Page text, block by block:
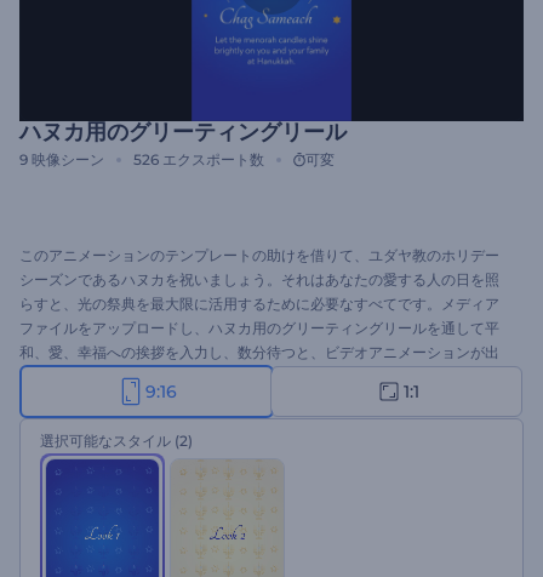
ハヌカ用のグリーティングリール
9 映像シーン 526 エクスポート数 可変
このアニメーションのテンプレートの助けを借りて、ユダヤ教のホリデー
シーズンであるハヌカを祝いましょう。それはあなたの愛する人の日を照
らすと、光の祭典を最大限に活用するために必要なすべてです。メディア
ファイルをアップロードし、ハヌカ用のグリーティングリールを通して平
和、愛、幸福への挨拶を入力し、数分待つと、ビデオアニメーションが出
来上がります。休日のオープニング動画、グリティング動画、お祝いの招
待動画、その他多くの用途に完璧に適しています。今すぐ試してみてくだ
さい。
9:16 1:1
選択可能なスタイル (2)